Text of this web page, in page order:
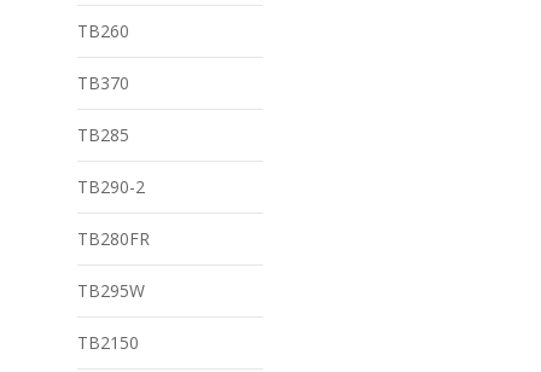
TB260
TB370
TB285
TB290-2
TB280FR
TB295W
TB2150